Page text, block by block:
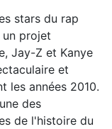
stars du rap
projet
Jay-Z et Kanye
et
les années 2010.
des
de l'histoire du